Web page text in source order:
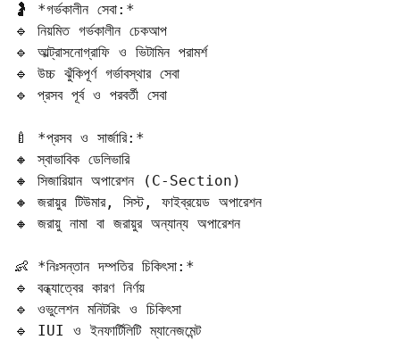
🤰 *গর্ভকালীন সেবা:*
🔹 নিয়মিত গর্ভকালীন চেকআপ
🔹 আল্ট্রাসনোগ্রাফি ও ভিটামিন পরামর্শ
🔹 উচ্চ ঝুঁকিপূর্ণ গর্ভাবস্থার সেবা
🔹 প্রসব পূর্ব ও পরবর্তী সেবা
🍼 *প্রসব ও সার্জারি:*
🔸 স্বাভাবিক ডেলিভারি
🔸 সিজারিয়ান অপারেশন (C-Section)
🔸 জরায়ুর টিউমার, সিস্ট, ফাইব্রয়েড অপারেশন
🔸 জরায়ু নামা বা জরায়ুর অন্যান্য অপারেশন
👶 *নিঃসন্তান দম্পতির চিকিৎসা:*
🔹 বন্ধ্যাত্বের কারণ নির্ণয়
🔹 ওভুলেশন মনিটরিং ও চিকিৎসা
🔹 IUI ও ইনফার্টিলিটি ম্যানেজমেন্ট